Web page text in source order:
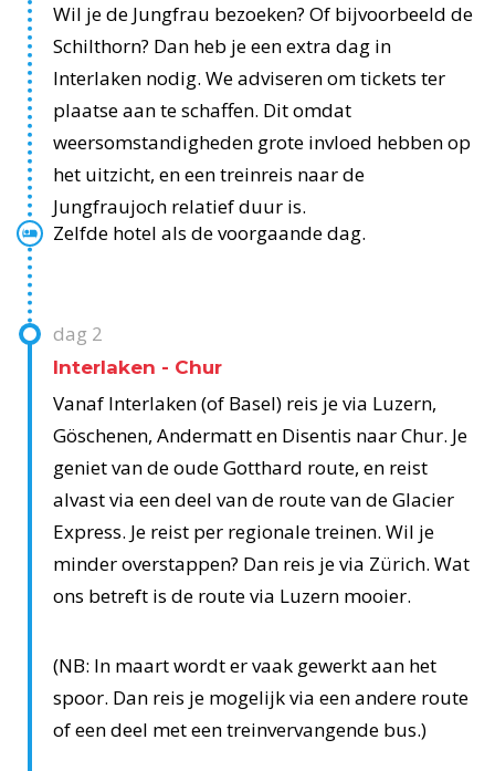
Wil je de Jungfrau bezoeken? Of bijvoorbeeld de
Schilthorn? Dan heb je een extra dag in
Interlaken nodig. We adviseren om tickets ter
plaatse aan te schaffen. Dit omdat
weersomstandigheden grote invloed hebben op
het uitzicht, en een treinreis naar de
Jungfraujoch relatief duur is.
Zelfde hotel als de voorgaande dag.
dag 2
Interlaken - Chur
Vanaf Interlaken (of Basel) reis je via Luzern,
Göschenen, Andermatt en Disentis naar Chur. Je
geniet van de oude Gotthard route, en reist
alvast via een deel van de route van de Glacier
Express. Je reist per regionale treinen. Wil je
minder overstappen? Dan reis je via Zürich. Wat
ons betreft is de route via Luzern mooier.
(NB: In maart wordt er vaak gewerkt aan het
spoor. Dan reis je mogelijk via een andere route
of een deel met een treinvervangende bus.)